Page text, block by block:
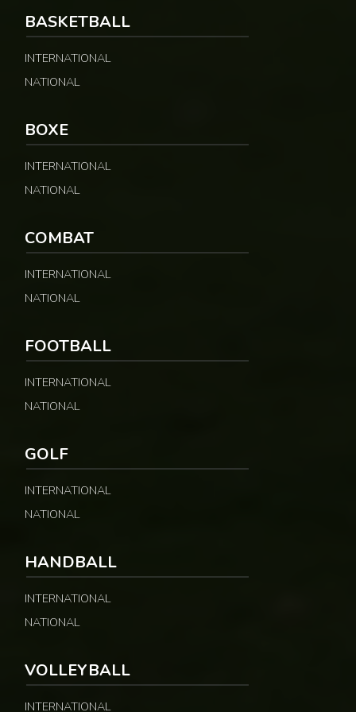
BASKETBALL
INTERNATIONAL
NATIONAL
BOXE
INTERNATIONAL
NATIONAL
COMBAT
INTERNATIONAL
NATIONAL
FOOTBALL
INTERNATIONAL
NATIONAL
GOLF
INTERNATIONAL
NATIONAL
HANDBALL
INTERNATIONAL
NATIONAL
VOLLEYBALL
INTERNATIONAL